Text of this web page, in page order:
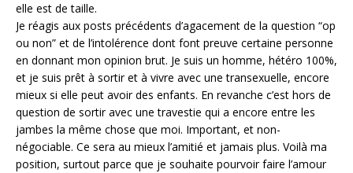
elle est de taille.
Je réagis aux posts précédents d’agacement de la question “op
ou non” et de l’intolérence dont font preuve certaine personne
en donnant mon opinion brut. Je suis un homme, hétéro 100%,
et je suis prêt à sortir et à vivre avec une transexuelle, encore
mieux si elle peut avoir des enfants. En revanche c’est hors de
question de sortir avec une travestie qui a encore entre les
jambes la même chose que moi. Important, et non-
négociable. Ce sera au mieux l’amitié et jamais plus. Voilà ma
position, surtout parce que je souhaite pourvoir faire l’amour